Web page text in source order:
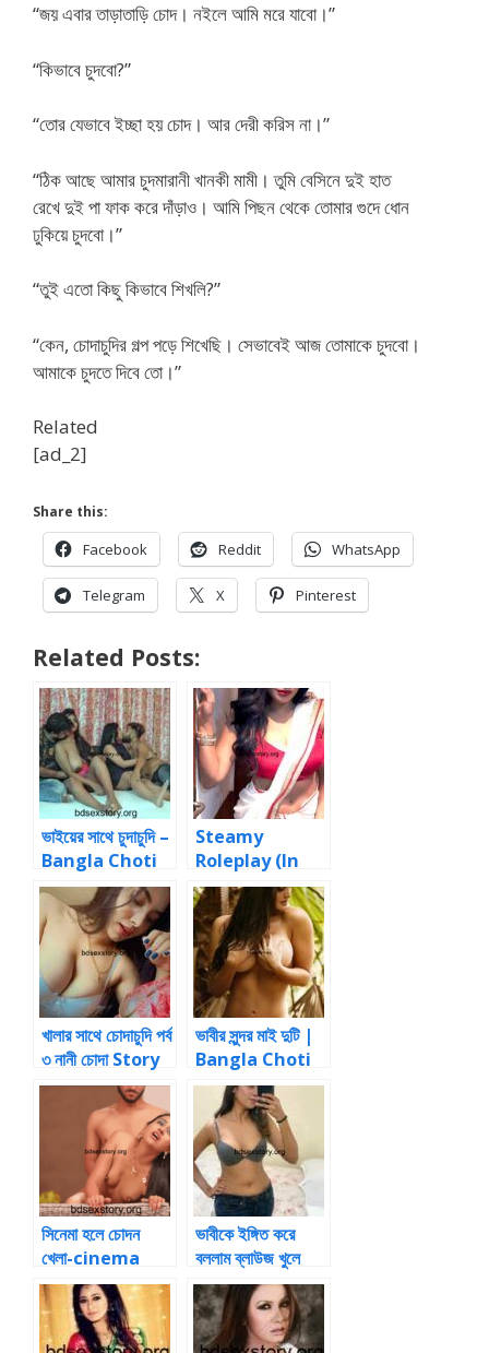
“জয় এবার তাড়াতাড়ি চোদ। নইলে আমি মরে যাবো।”
“কিভাবে চুদবো?”
“তোর যেভাবে ইচ্ছা হয় চোদ। আর দেরী করিস না।”
“ঠিক আছে আমার চুদমারানী খানকী মামী। তুমি বেসিনে দুই হাত
রেখে দুই পা ফাক করে দাঁড়াও। আমি পিছন থেকে তোমার গুদে ধোন
ঢুকিয়ে চুদবো।”
“তুই এতো কিছু কিভাবে শিখলি?”
“কেন, চোদাচুদির গল্প পড়ে শিখেছি। সেভাবেই আজ তোমাকে চুদবো।
আমাকে চুদতে দিবে তো।”
Related
[ad_2]
Share this:
Facebook Reddit WhatsApp
Telegram X Pinterest
Related Posts:
ভাইয়ের সাথে চুদাচুদি –
Bangla Choti
Story
Steamy
Roleplay (In
Bangla n Eng)
Story
খালার সাথে চোদাচুদি পর্ব
৩ নানী চোদা Story
ভাবীর সুন্দর মাই দুটি |
Bangla Choti
সিনেমা হলে চোদন
খেলা-cinema
hall e chodon
khela পড়ুন-
Bangla Choti
ভাবীকে ইঙ্গিত করে
বললাম ব্লাউজ খুলে
Choti Online